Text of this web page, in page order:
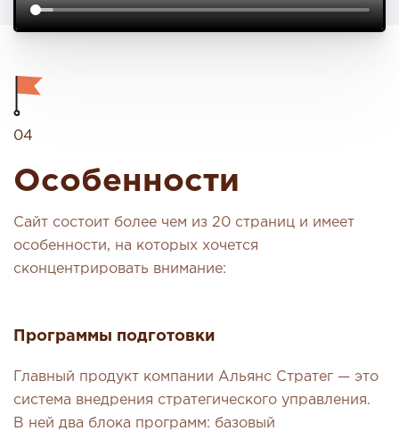
04
Особенности
Сайт состоит более чем из 20 страниц и имеет
особенности, на которых хочется
сконцентрировать внимание:
Программы подготовки
Главный продукт компании Альянс Стратег — это
система внедрения стратегического управления.
В ней два блока программ: базовый